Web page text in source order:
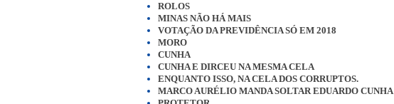
ROLOS
MINAS NÃO HÁ MAIS
VOTAÇÃO DA PREVIDÊNCIA SÓ EM 2018
MORO
CUNHA
CUNHA E DIRCEU NA MESMA CELA
ENQUANTO ISSO, NA CELA DOS CORRUPTOS.
MARCO AURÉLIO MANDA SOLTAR EDUARDO CUNHA